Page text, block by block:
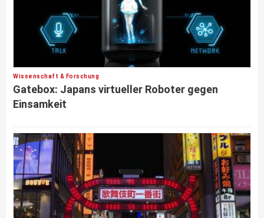
Wissenschaft & Forschung
Gatebox: Japans virtueller Roboter gegen
Einsamkeit